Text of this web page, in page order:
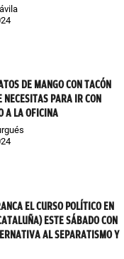
DE MANGO CON TACÓN
NECESITAS PARA IR CON
A LA OFICINA
EL CURSO POLÍTICO EN
ESTE SÁBADO CON
AL SEPARATISMO Y